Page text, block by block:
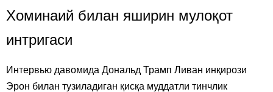
Хоминаий билан яширин мулоқот
интригаси
Интервью давомида Дональд Трамп Ливан инқирози
Эрон билан тузиладиган қисқа муддатли тинчлик